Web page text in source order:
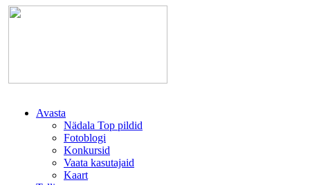
Avasta
Nädala Top pildid
Fotoblogi
Konkursid
Vaata kasutajaid
Kaart